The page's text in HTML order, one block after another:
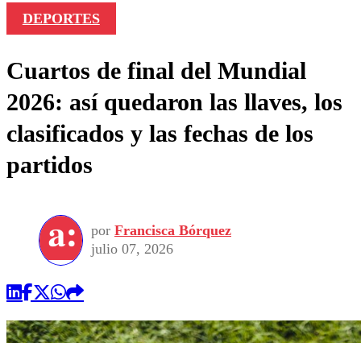
DEPORTES
Cuartos de final del Mundial
2026: así quedaron las llaves, los
clasificados y las fechas de los
partidos
por Francisca Bórquez
julio 07, 2026